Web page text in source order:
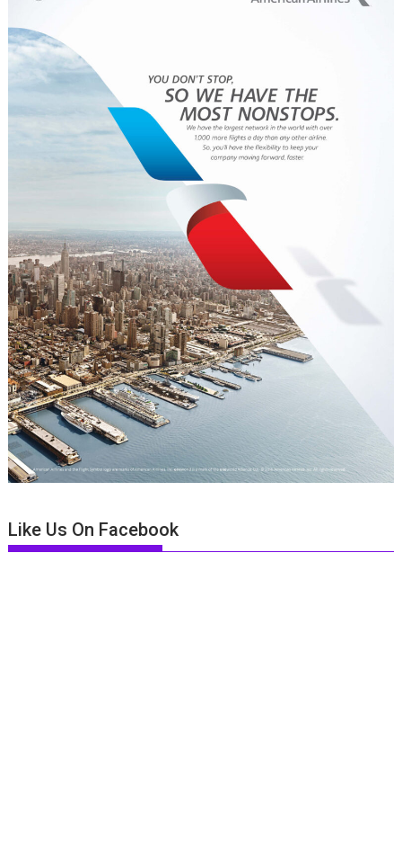
Like Us On Facebook